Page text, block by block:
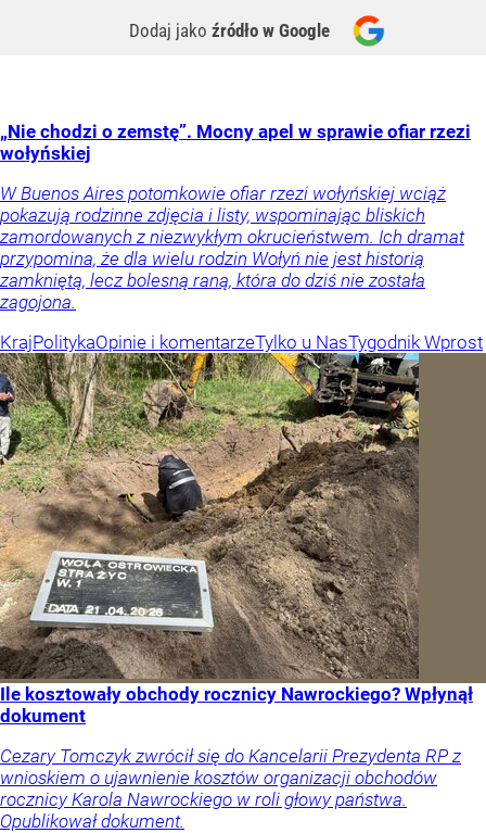
Dodaj jako źródło w Google
„Nie chodzi o zemstę”. Mocny apel w sprawie ofiar rzezi
wołyńskiej
W Buenos Aires potomkowie ofiar rzezi wołyńskiej wciąż
pokazują rodzinne zdjęcia i listy, wspominając bliskich
zamordowanych z niezwykłym okrucieństwem. Ich dramat
przypomina, że dla wielu rodzin Wołyń nie jest historią
zamkniętą, lecz bolesną raną, która do dziś nie została
zagojona.
KrajPolitykaOpinie i komentarzeTylko u NasTygodnik Wprost
Ile kosztowały obchody rocznicy Nawrockiego? Wpłynął
dokument
Cezary Tomczyk zwrócił się do Kancelarii Prezydenta RP z
wnioskiem o ujawnienie kosztów organizacji obchodów
rocznicy Karola Nawrockiego w roli głowy państwa.
Opublikował dokument.